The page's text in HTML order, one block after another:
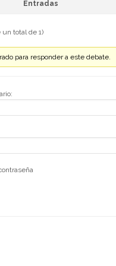
Entradas
un total de 1)
para responder a este debate.